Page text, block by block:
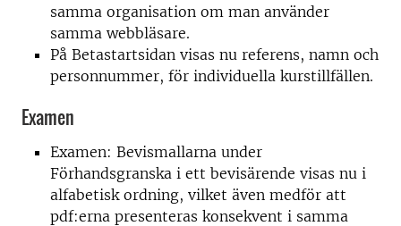
samma organisation om man använder
samma webbläsare.
På Betastartsidan visas nu referens, namn och
personnummer, för individuella kurstillfällen.
Examen
Examen: Bevismallarna under
Förhandsgranska i ett bevisärende visas nu i
alfabetisk ordning, vilket även medför att
pdf:erna presenteras konsekvent i samma